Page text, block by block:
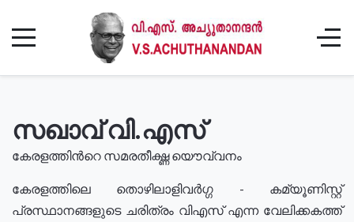
സഖാവ് വി.എസ്
കേരളത്തിൻറെ സമരതീക്ഷ്ണ യൌവ്വനം
കേരളത്തിലെ തൊഴിലാളിവർഗ്ഗ - കമ്യൂണിസ്റ്റ്
പ്രസ്ഥാനങ്ങളുടെ ചരിത്രം വിഎസ് എന്ന വേലിക്കകത്ത്